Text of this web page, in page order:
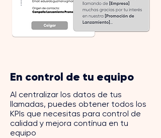
En control de tu equipo
Al centralizar los datos de tus
llamadas, puedes obtener todos los
KPIs que necesitas para control de
calidad y mejora contínua en tu
equipo